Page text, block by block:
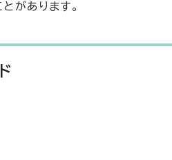
があります。